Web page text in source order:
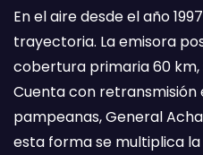
En el aire desde el año
trayectoria. La emisora
cobertura primaria 60
Cuenta con retransmisión
pampeanas, General Acha
esta forma se multiplica